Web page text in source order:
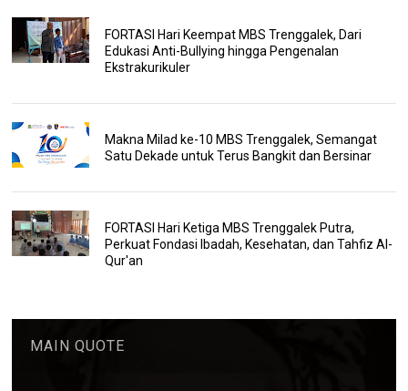
FORTASI Hari Keempat MBS Trenggalek, Dari
Edukasi Anti-Bullying hingga Pengenalan
Ekstrakurikuler
Makna Milad ke-10 MBS Trenggalek, Semangat
Satu Dekade untuk Terus Bangkit dan Bersinar
FORTASI Hari Ketiga MBS Trenggalek Putra,
Perkuat Fondasi Ibadah, Kesehatan, dan Tahfiz Al-
Qur'an
MAIN QUOTE